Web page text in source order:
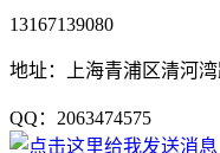
13167139080
地址：上海青浦区清河湾
QQ：2063474575